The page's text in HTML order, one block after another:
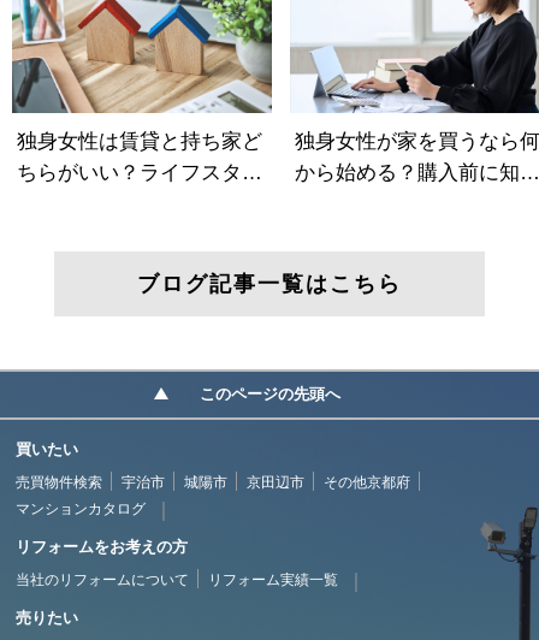
ブログ記事一覧はこちら
このページの先頭へ
買いたい
売買物件検索 宇治市 城陽市 京田辺市
その他京都府
マンションカタログ
リフォームをお考えの方
当社のリフォームについて リフォーム実績一覧
売りたい